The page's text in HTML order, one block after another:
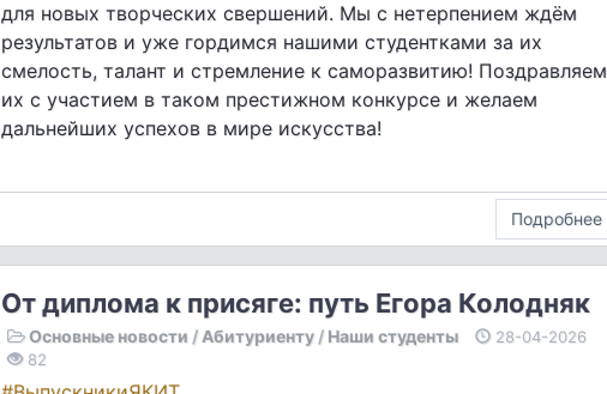
для новых творческих свершений. Мы с нетерпением ждём
результатов и уже гордимся нашими студентками за их
смелость, талант и стремление к саморазвитию! Поздравляем
их с участием в таком престижном конкурсе и желаем
дальнейших успехов в мире искусства!
Подробнее
От диплома к присяге: путь Егора Колодняк
Основные новости / Абитуриенту / Наши студенты
28-04-2026
82